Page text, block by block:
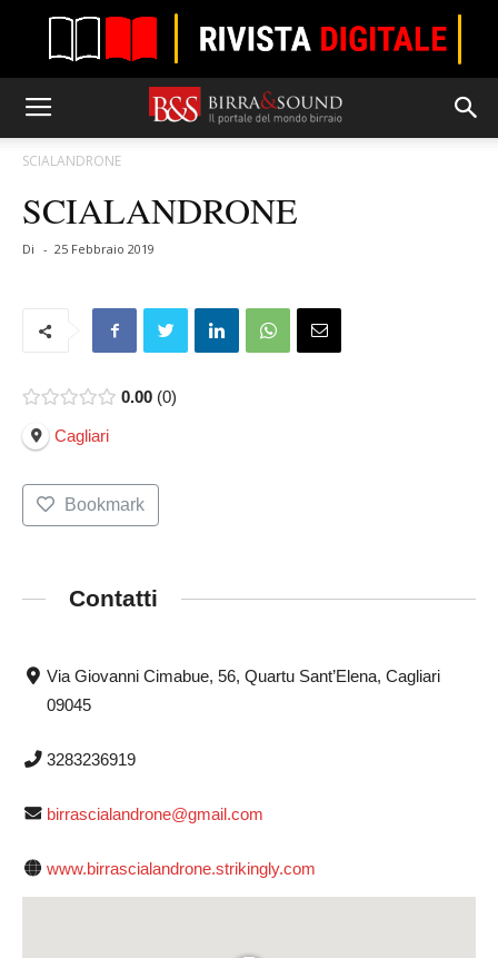
SCIALANDRONE
SCIALANDRONE
Di - 25 Febbraio 2019
0.00 0
Cagliari
Bookmark
Contatti
Via Giovanni Cimabue, 56, Quartu Sant’Elena, Cagliari
09045
3283236919
birrascialandrone@gmail.com
www.birrascialandrone.strikingly.com